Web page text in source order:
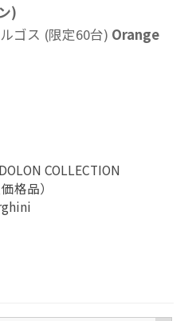
)
ゴス (限定60台) Orange
COLLECTION
格品）